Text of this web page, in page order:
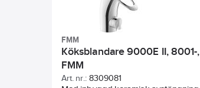
FMM
Köksblandare 9000E II, 8001-,
FMM
Art. nr.: 8309081